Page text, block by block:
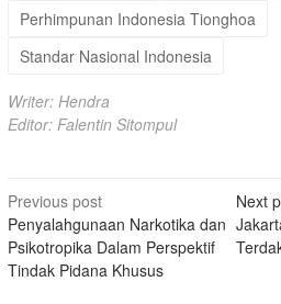
Perhimpunan Indonesia Tionghoa
Standar Nasional Indonesia
Writer: Hendra
Editor: Falentin Sitompul
Post
navigation
Previous post
Penyalahgunaan Narkotika dan
Psikotropika Dalam Perspektif
Tindak Pidana Khusus
Next